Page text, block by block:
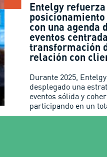
Entelgy refuerza
posicionamiento
con una agenda
eventos
transformación
relación con
Durante 2025,
desplegado una
eventos sólida y
participando en un